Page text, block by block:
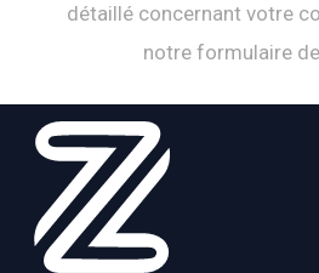
détaillé concernant votre
notre formulaire